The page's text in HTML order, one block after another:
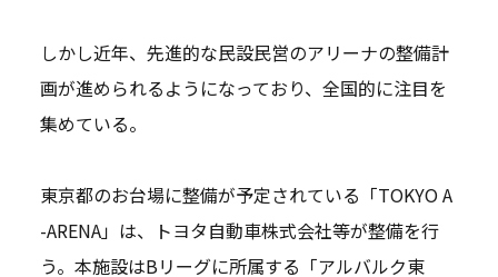
しかし近年、先進的な民設民営のアリーナの整備計
画が進められるようになっており、全国的に注目を
集めている。
東京都のお台場に整備が予定されている「TOKYO A
-ARENA」は、トヨタ自動車株式会社等が整備を行
う。本施設はBリーグに所属する「アルバルク東